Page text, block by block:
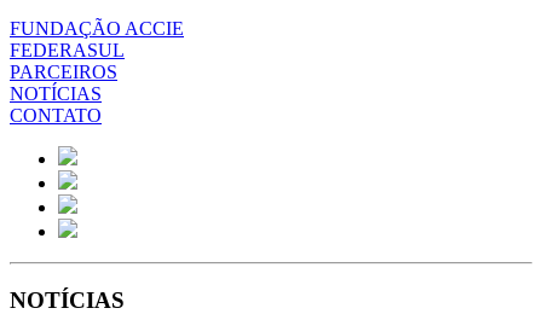
FUNDAÇÃO ACCIE
FEDERASUL
PARCEIROS
NOTÍCIAS
CONTATO
NOTÍCIAS